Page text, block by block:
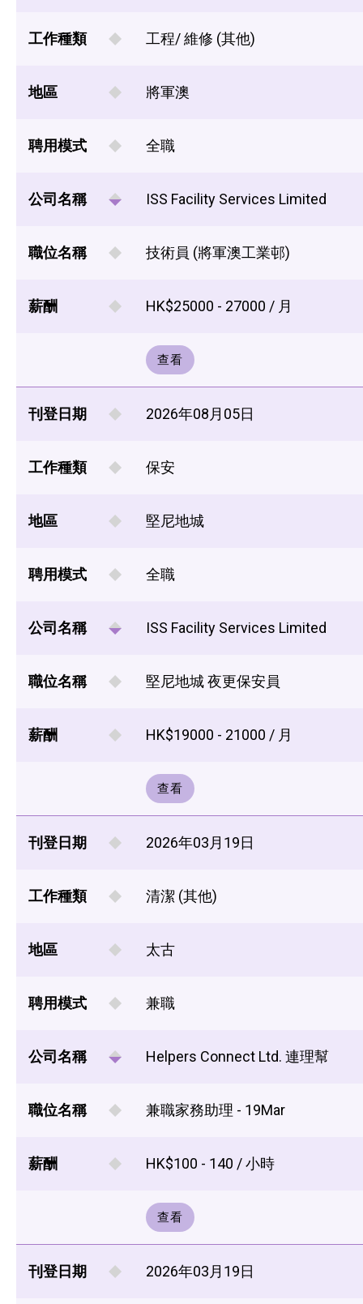
工作種類 工程/ 維修 (其他)
地區 將軍澳
聘用模式 全職
公司名稱 ISS Facility Services Limited
職位名稱 技術員 (將軍澳工業邨)
薪酬 HK$25000 - 27000 / 月
查看
刊登日期 2026年08月05日
工作種類 保安
地區 堅尼地城
聘用模式 全職
公司名稱 ISS Facility Services Limited
職位名稱 堅尼地城 夜更保安員
薪酬 HK$19000 - 21000 / 月
查看
刊登日期 2026年03月19日
工作種類 清潔 (其他)
地區 太古
聘用模式 兼職
公司名稱 Helpers Connect Ltd. 連理幫
職位名稱 兼職家務助理 - 19Mar
薪酬 HK$100 - 140 / 小時
查看
刊登日期 2026年03月19日